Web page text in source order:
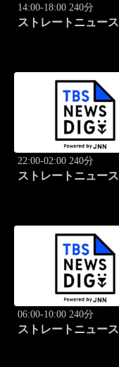
14:00-18:00 240分
ストレートニュース
22:00-02:00 240分
ストレートニュース
06:00-10:00 240分
ストレートニュース